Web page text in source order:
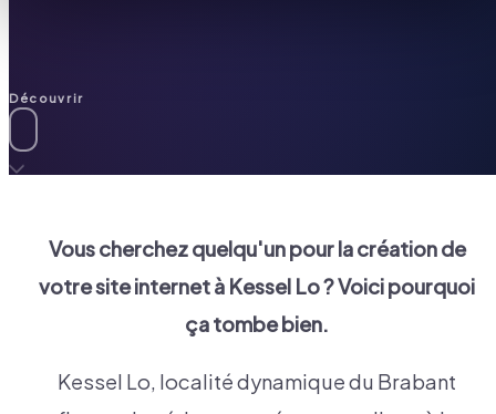
Découvrir
Vous cherchez quelqu'un pour la création de
votre site internet à Kessel Lo? Voici pourquoi
ça tombe bien.
Kessel Lo, localité dynamique du Brabant